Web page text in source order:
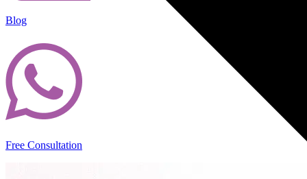
Blog
Free Consultation